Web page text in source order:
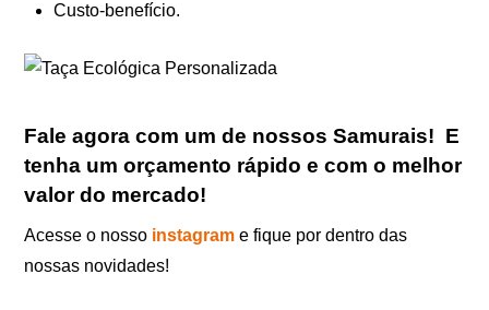
Custo-benefício.
Fale agora com um de nossos Samurais! E
tenha um orçamento rápido e com o melhor
valor do mercado!
Acesse o nosso instagram e fique por dentro das
nossas novidades!